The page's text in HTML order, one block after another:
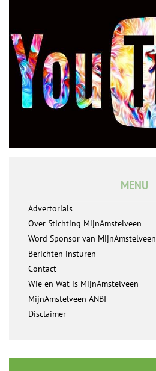
MENU
Advertorials
Over Stichting MijnAmstelveen
Word Sponsor van MijnAmstelveen
Berichten insturen
Contact
Wie en Wat is MijnAmstelveen
MijnAmstelveen ANBI
Disclaimer